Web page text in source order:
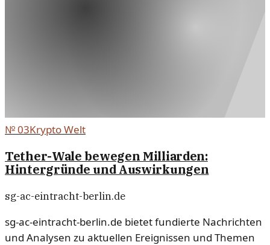
№03Krypto Welt
Tether-Wale bewegen Milliarden:
Hintergründe und Auswirkungen
sg-ac-eintracht-berlin.de
sg-ac-eintracht-berlin.de bietet fundierte Nachrichten
und Analysen zu aktuellen Ereignissen und Themen